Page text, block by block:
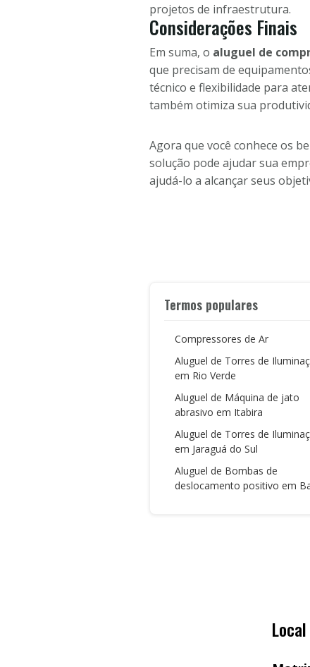
projetos de infraestrutura.
Considerações Finais
Em suma, o aluguel de
que precisam de
técnico e flexibilidade para
também otimiza sua
Agora que você conhece os
solução pode ajudar sua
ajudá-lo a alcançar seus
Termos populares
Compressores de Ar
Aluguel de Torres de
em Rio Verde
Aluguel de Máquina de jato
abrasivo em Itabira
Aluguel de Torres de
em Jaraguá do Sul
Aluguel de Bombas de
deslocamento positivo em
Local